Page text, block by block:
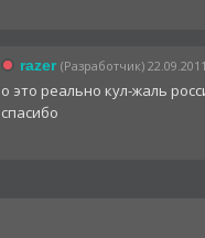
razer (Разработчик)
о это реально кул-жаль
спасибо